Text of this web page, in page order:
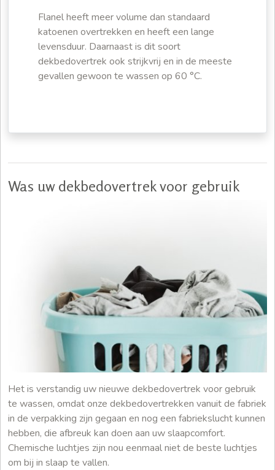
Flanel heeft meer volume dan standaard
katoenen overtrekken en heeft een lange
levensduur. Daarnaast is dit soort
dekbedovertrek ook strijkvrij en in de meeste
gevallen gewoon te wassen op 60 °C.
Was uw dekbedovertrek voor gebruik
Het is verstandig uw nieuwe dekbedovertrek voor gebruik
te wassen, omdat onze dekbedovertrekken vanuit de fabriek
in de verpakking zijn gegaan en nog een fabriekslucht kunnen
hebben, die afbreuk kan doen aan uw slaapcomfort.
Chemische luchtjes zijn nou eenmaal niet de beste luchtjes
om bij in slaap te vallen.